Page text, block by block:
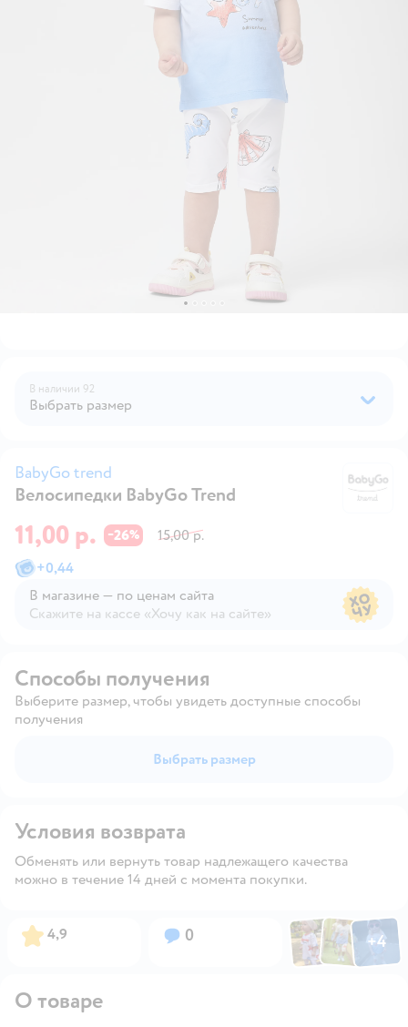
В наличии 92
Выбрать размер
BabyGo trend
Велосипедки BabyGo Trend
11,00 р. −26%
15,00 р.
+0,44
В магазине — по ценам сайта
Скажите на кассе «Хочу как на сайте»
Способы получения
Выберите размер, чтобы увидеть доступные способы
получения
Выбрать размер
Условия возврата
Обменять или вернуть товар надлежащего качества
можно в течение 14 дней с момента покупки.
Рейтинг:
4,9 Вопросов:
0 ФотоФотоФото
+4
Открыть
О товаре